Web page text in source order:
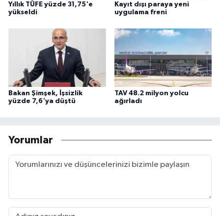
Yıllık TÜFE yüzde 31,75'e
yükseldi
Kayıt dışı paraya yeni
uygulama freni
Bakan Şimşek, İşsizlik
yüzde 7,6'ya düştü
TAV 48.2 milyon yolcu
ağırladı
Yorumlar